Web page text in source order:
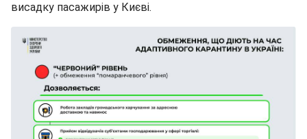
висадку пасажирів у Києві.